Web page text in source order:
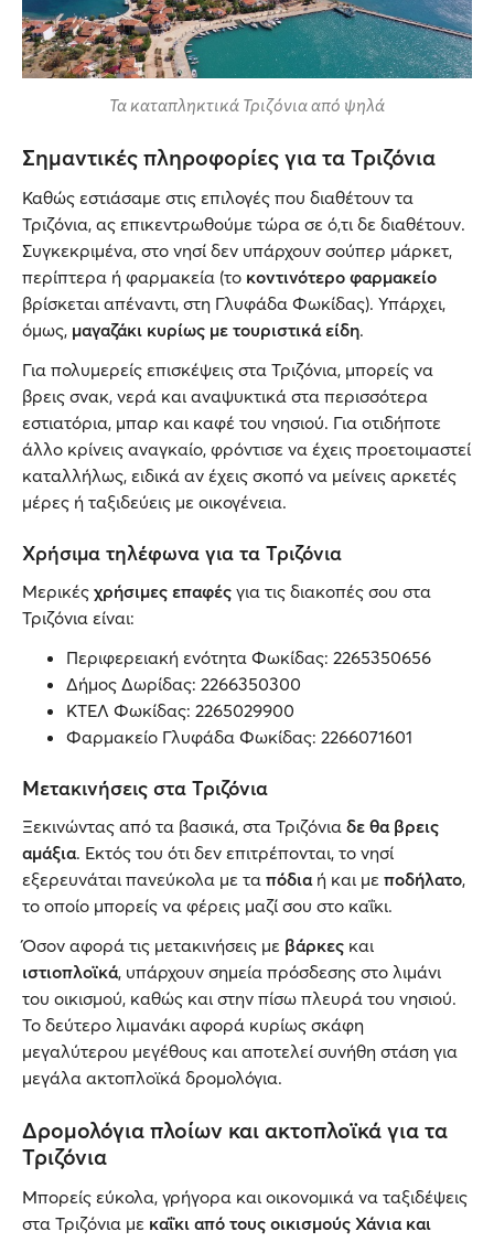
Τα καταπληκτικά Τριζόνια από ψηλά
Σημαντικές πληροφορίες για τα Τριζόνια
Καθώς εστιάσαμε στις επιλογές που διαθέτουν τα
Τριζόνια, ας επικεντρωθούμε τώρα σε ό,τι δε διαθέτουν.
Συγκεκριμένα, στο νησί δεν υπάρχουν σούπερ μάρκετ,
περίπτερα ή φαρμακεία (το κοντινότερο φαρμακείο
βρίσκεται απέναντι, στη Γλυφάδα Φωκίδας). Υπάρχει,
όμως, μαγαζάκι κυρίως με τουριστικά είδη.
Για πολυμερείς επισκέψεις στα Τριζόνια, μπορείς να
βρεις σνακ, νερά και αναψυκτικά στα περισσότερα
εστιατόρια, μπαρ και καφέ του νησιού. Για οτιδήποτε
άλλο κρίνεις αναγκαίο, φρόντισε να έχεις προετοιμαστεί
καταλλήλως, ειδικά αν έχεις σκοπό να μείνεις αρκετές
μέρες ή ταξιδεύεις με οικογένεια.
Χρήσιμα τηλέφωνα για τα Τριζόνια
Μερικές χρήσιμες επαφές για τις διακοπές σου στα
Τριζόνια είναι:
Περιφερειακή ενότητα Φωκίδας: 2265350656
Δήμος Δωρίδας: 2266350300
ΚΤΕΛ Φωκίδας: 2265029900
Φαρμακείο Γλυφάδα Φωκίδας: 2266071601
Μετακινήσεις στα Τριζόνια
Ξεκινώντας από τα βασικά, στα Τριζόνια δε θα βρεις
αμάξια. Εκτός του ότι δεν επιτρέπονται, το νησί
εξερευνάται πανεύκολα με τα πόδια ή και με ποδήλατο,
το οποίο μπορείς να φέρεις μαζί σου στο καΐκι.
Όσον αφορά τις μετακινήσεις με βάρκες και
ιστιοπλοϊκά, υπάρχουν σημεία πρόσδεσης στο λιμάνι
του οικισμού, καθώς και στην πίσω πλευρά του νησιού.
Το δεύτερο λιμανάκι αφορά κυρίως σκάφη
μεγαλύτερου μεγέθους και αποτελεί συνήθη στάση για
μεγάλα ακτοπλοϊκά δρομολόγια.
Δρομολόγια πλοίων και ακτοπλοϊκά για τα
Τριζόνια
Μπορείς εύκολα, γρήγορα και οικονομικά να ταξιδέψεις
στα Τριζόνια με καΐκι από τους οικισμούς Χάνια και